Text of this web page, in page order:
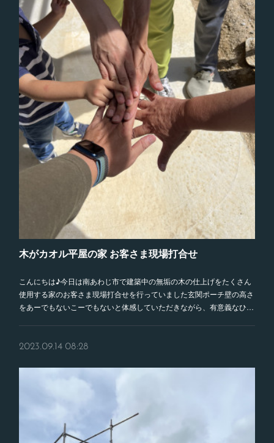
木がカオル平屋の家 お客さま現場打合せ
こんにちは♪今日は南あわじ市で建築中の無垢の木の仕上げをたくさん
使用する家のお客さま現場打合せを行っていました玄関ポーチ壁の高さ
をあーでもないこーでもないと体感していただきながら、有意義なひ…
2023.09.14 08:28